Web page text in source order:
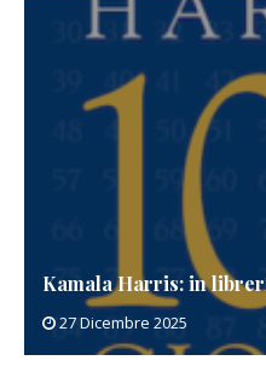
Patricia Cornwell in
20 Dicembre 2025